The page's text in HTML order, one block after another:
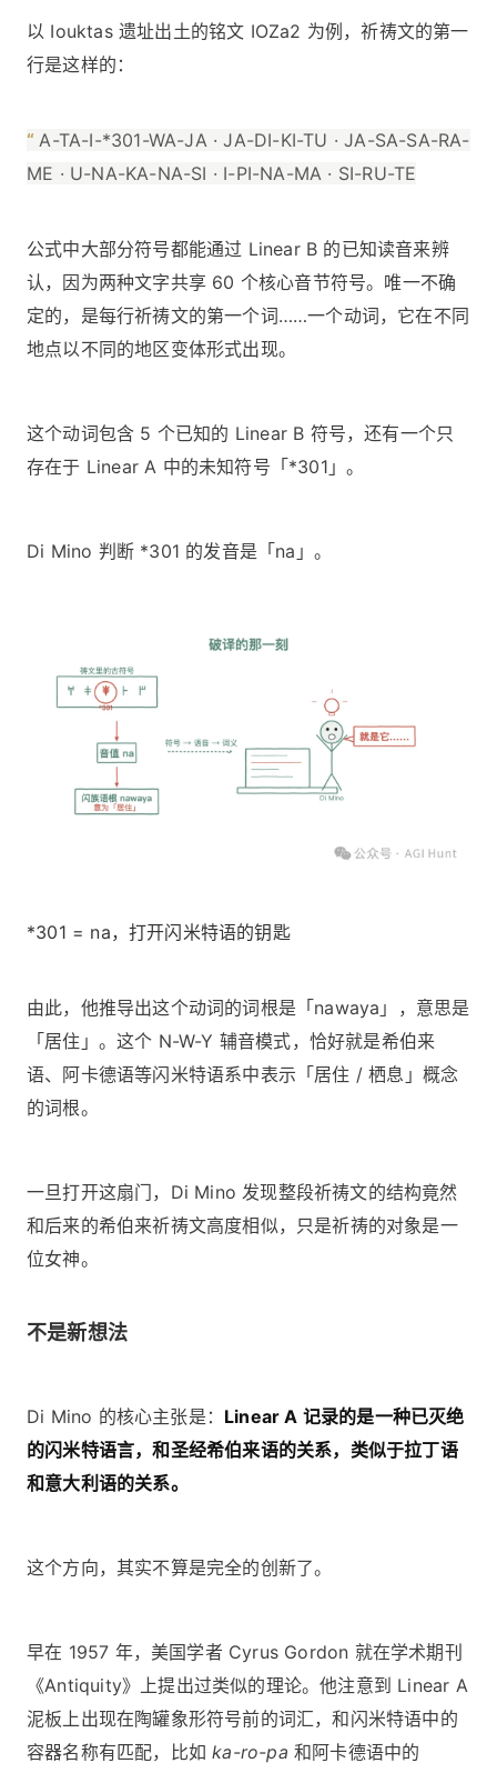
以 Iouktas 遗址出土的铭文 IOZa2 为例，祈祷文的第一
行是这样的：
“ A-TA-I-*301-WA-JA · JA-DI-KI-TU · JA-SA-SA-RA-
ME · U-NA-KA-NA-SI · I-PI-NA-MA · SI-RU-TE
公式中大部分符号都能通过 Linear B 的已知读音来辨
认，因为两种文字共享 60 个核心音节符号。唯一不确
定的，是每行祈祷文的第一个词……一个动词，它在不同
地点以不同的地区变体形式出现。
这个动词包含 5 个已知的 Linear B 符号，还有一个只
存在于 Linear A 中的未知符号「*301」。
Di Mino 判断 *301 的发音是「na」。
*301 = na，打开闪米特语的钥匙
由此，他推导出这个动词的词根是「nawaya」，意思是
「居住」。这个 N-W-Y 辅音模式，恰好就是希伯来
语、阿卡德语等闪米特语系中表示「居住 / 栖息」概念
的词根。
一旦打开这扇门，Di Mino 发现整段祈祷文的结构竟然
和后来的希伯来祈祷文高度相似，只是祈祷的对象是一
位女神。
不是新想法
Di Mino 的核心主张是： Linear A 记录的是一种已灭绝
的闪米特语言，和圣经希伯来语的关系，类似于拉丁语
和意大利语的关系。
这个方向，其实不算是完全的创新了。
早在 1957 年，美国学者 Cyrus Gordon 就在学术期刊
《Antiquity》上提出过类似的理论。他注意到 Linear A
泥板上出现在陶罐象形符号前的词汇，和闪米特语中的
容器名称有匹配，比如ka-ro-pa 和阿卡德语中的